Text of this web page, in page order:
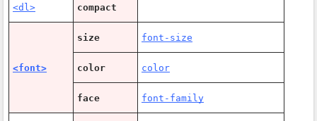
<dl> compact
<font>
size font-size
color color
face font-family